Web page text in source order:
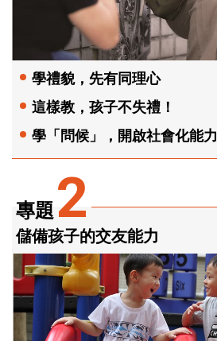
專題2
儲備孩子的交友能力
學禮貌，先有同理心
這樣教，孩子不失禮！
學「問候」，開啟社會化能力